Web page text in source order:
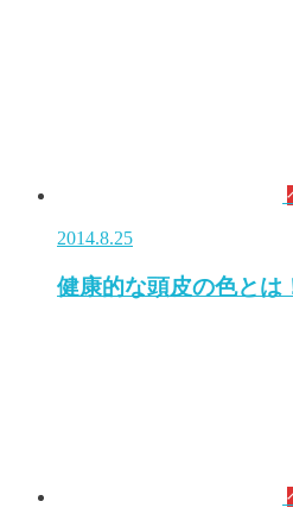
2014.8.25
健康的な頭皮の色とは